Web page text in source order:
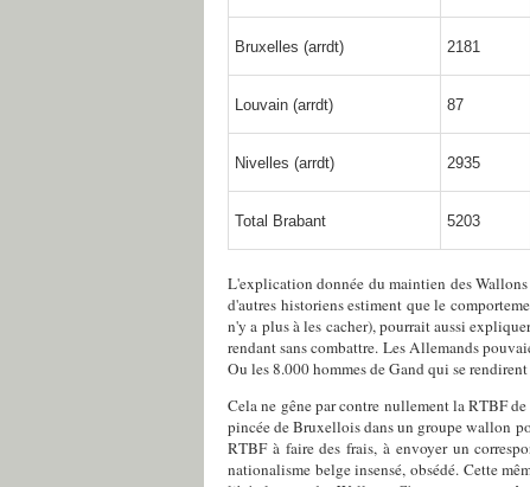
Bruxelles (arrdt) 2181
Louvain (arrdt) 87
Nivelles (arrdt) 2935
Total Brabant 5203
L'explication donnée du maintien des
d'autres historiens estiment que le
n'y a plus à les cacher), pourrait aussi
rendant sans combattre. Les Allemands
Ou les 8.000 hommes de Gand qui se
Cela ne gêne par contre nullement la RTBF
pincée de Bruxellois dans un groupe wallon
RTBF à faire des frais, à envoyer un
nationalisme belge insensé, obsédé. Cette